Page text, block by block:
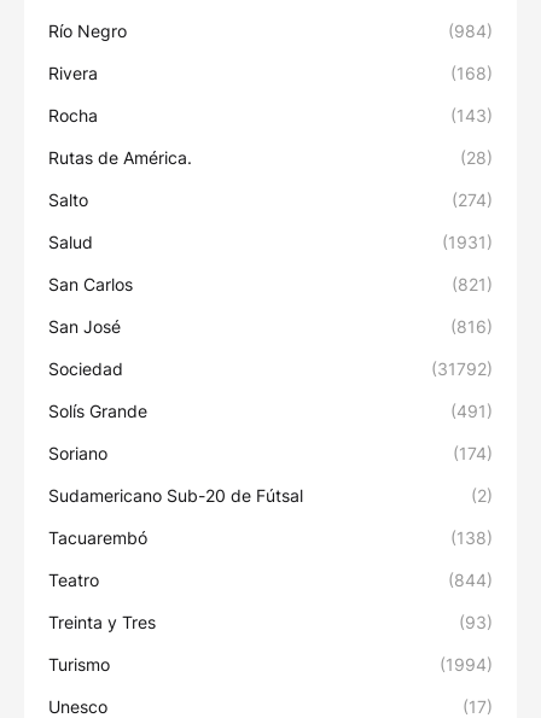
Río Negro (984)
Rivera (168)
Rocha (143)
Rutas de América. (28)
Salto (274)
Salud (1931)
San Carlos (821)
San José (816)
Sociedad (31792)
Solís Grande (491)
Soriano (174)
Sudamericano Sub-20 de Fútsal (2)
Tacuarembó (138)
Teatro (844)
Treinta y Tres (93)
Turismo (1994)
Unesco (17)